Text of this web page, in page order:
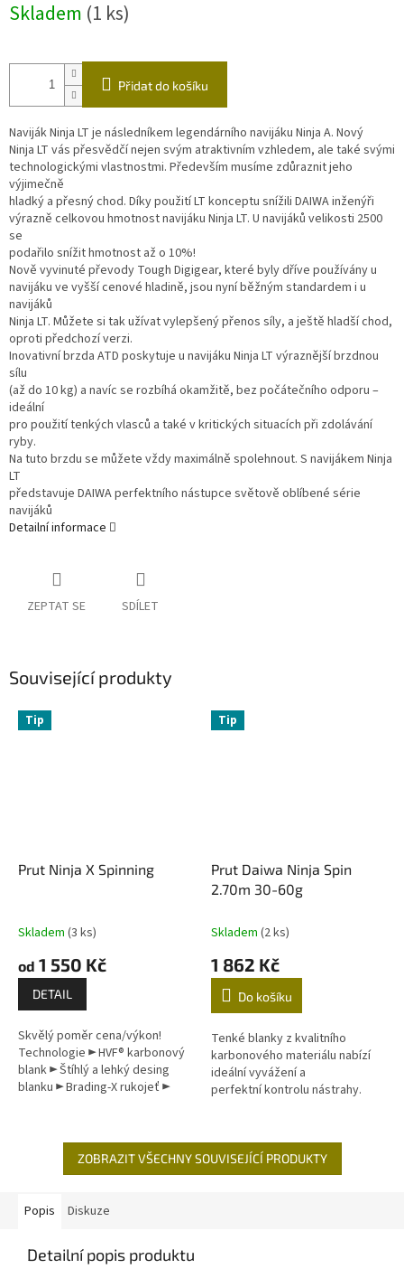
cena:
Skladem (1 ks)
Přidat do košíku
Naviják Ninja LT je následníkem legendárního navijáku Ninja A. Nový
Ninja LT vás přesvědčí nejen svým atraktivním vzhledem, ale také svými
technologickými vlastnostmi. Především musíme zdůraznit jeho
výjimečně
hladký a přesný chod. Díky použití LT konceptu snížili DAIWA inženýři
výrazně celkovou hmotnost navijáku Ninja LT. U navijáků velikosti 2500
se
podařilo snížit hmotnost až o 10%!
Nově vyvinuté převody Tough Digigear, které byly dříve používány u
navijáku ve vyšší cenové hladině, jsou nyní běžným standardem i u
navijáků
Ninja LT. Můžete si tak užívat vylepšený přenos síly, a ještě hladší chod,
oproti předchozí verzi.
Inovativní brzda ATD poskytuje u navijáku Ninja LT výraznější brzdnou
sílu
(až do 10 kg) a navíc se rozbíhá okamžitě, bez počátečního odporu –
ideální
pro použití tenkých vlasců a také v kritických situacích při zdolávání
ryby.
Na tuto brzdu se můžete vždy maximálně spolehnout. S navijákem Ninja
LT
představuje DAIWA perfektního nástupce světově oblíbené série
navijáků
Detailní informace
ZEPTAT SE SDÍLET
Související produkty
Tip
Prut Ninja X Spinning
Skladem (3 ks)
od 1 550 Kč
DETAIL
Skvělý poměr cena/výkon!
Technologie ► HVF® karbonový
blank ► Štíhlý a lehký desing
blanku ► Brading-X rukojeť ►
Tip
Prut Daiwa Ninja Spin
2.70m 30-60g
Skladem (2 ks)
1 862 Kč
Do košíku
Tenké blanky z kvalitního
karbonového materiálu nabízí
ideální vyvážení a
perfektní kontrolu nástrahy.
tím to prutem...
ZOBRAZIT VŠECHNY SOUVISEJÍCÍ PRODUKTY
Popis Diskuze
Detailní popis produktu